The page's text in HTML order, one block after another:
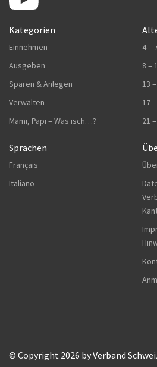
Kategorien
Einnehmen
Ausgeben
Sparen & Anlegen
Verwalten
Mami, Papi – Was isch…?
Sprachen
Français
Italiano
4 –
8 –
13
17
21
© Copyright 2026 by Verband